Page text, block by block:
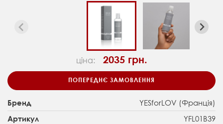
ціна: 2035 грн.
ПОПЕРЕДНЄ ЗАМОВЛЕННЯ
Бренд YESforLOV (Франція)
Артикул YFL01B39